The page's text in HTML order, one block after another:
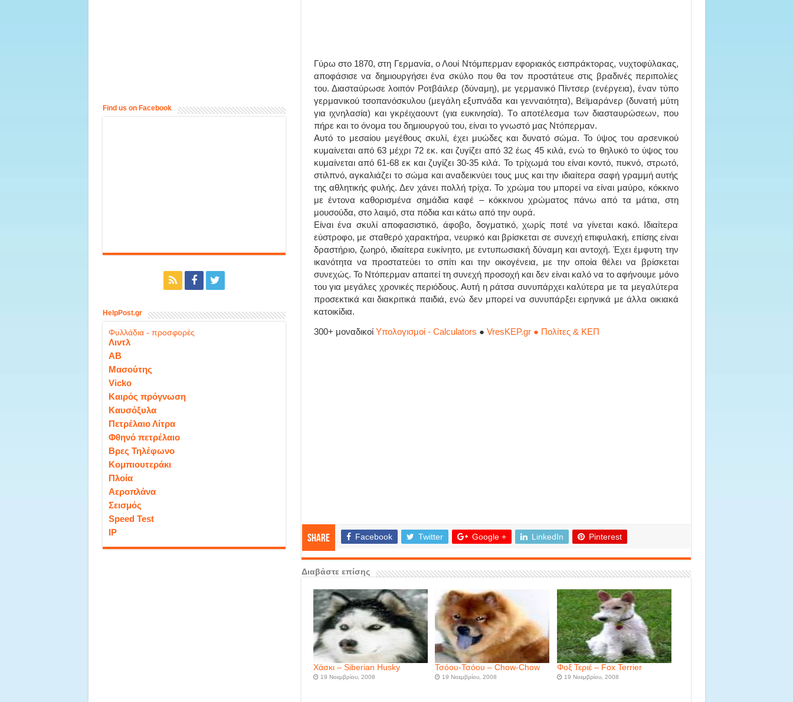
Γύρω στο 1870, στη Γερμανία, ο Λουί Ντόμπερμαν εφοριακός εισπράκτορας, νυχτοφύλακας,
αποφάσισε να δημιουργήσει ένα σκύλο που θα τον προστάτευε στις βραδινές περιπολίες
του. Διασταύρωσε λοιπόν Ροτβάιλερ (δύναμη), με γερμανικό Πίντσερ (ενέργεια), έναν τύπο
γερμανικού τσοπανόσκυλου (μεγάλη εξυπνάδα και γενναιότητα), Βεϊμαράνερ (δυνατή μύτη
για ιχνηλασία) και γκρέιχαουντ (για ευκινησία). Tο αποτέλεσμα των διασταυρώσεων, που
πήρε και το όνομα του δημιουργού του, είναι το γνωστό μας Ντόπερμαν.
Αυτό το μεσαίου μεγέθους σκυλί, έχει μυώδες και δυνατό σώμα. Το ύψος του αρσενικού
κυμαίνεται από 63 μέχρι 72 εκ. και ζυγίζει από 32 έως 45 κιλά, ενώ το θηλυκό το ύψος του
κυμαίνεται από 61-68 εκ και ζυγίζει 30-35 κιλά. Το τρίχωμά του είναι κοντό, πυκνό, στρωτό,
στιλπνό, αγκαλιάζει το σώμα και αναδεικνύει τους μυς και την ιδιαίτερα σαφή γραμμή αυτής
της αθλητικής φυλής. Δεν χάνει πολλή τρίχα. Το χρώμα του μπορεί να είναι μαύρο, κόκκινο
με έντονα καθορισμένα σημάδια καφέ – κόκκινου χρώματος πάνω από τα μάτια, στη
μουσούδα, στο λαιμό, στα πόδια και κάτω από την ουρά.
Είναι ένα σκυλί αποφασιστικό, άφοβο, δογματικό, χωρίς ποτέ να γίνεται κακό. Ιδιαίτερα
εύστροφο, με σταθερό χαρακτήρα, νευρικό και βρίσκεται σε συνεχή επιφυλακή, επίσης είναι
δραστήριο, ζωηρό, ιδιαίτερα ευκίνητο, με εντυπωσιακή δύναμη και αντοχή. Έχει έμφυτη την
ικανότητα να προστατεύει το σπίτι και την οικογένεια, με την οποία θέλει να βρίσκεται
συνεχώς. Το Ντόπερμαν απαιτεί τη συνεχή προσοχή και δεν είναι καλό να το αφήνουμε μόνο
του για μεγάλες χρονικές περιόδους. Αυτή η ράτσα συνυπάρχει καλύτερα με τα μεγαλύτερα
προσεκτικά και διακριτικά παιδιά, ενώ δεν μπορεί να συνυπάρξει ειρηνικά με άλλα οικιακά
κατοικίδια.
300+ μοναδικοί Υπολογισμοί - Calculators ● VresKEP.gr ● Πολίτες & ΚΕΠ
Share Facebook Twitter Google + LinkedIn Pinterest
Διαβάστε επίσης
Χάσκι – Siberian Husky
19 Νοεμβρίου, 2008
Τσόου-Τσόου – Chow-Chow
19 Νοεμβρίου, 2008
Φοξ Τεριέ – Fox Terrier
19 Νοεμβρίου, 2008
Find us on Facebook
HelpPost.gr
Φυλλάδια - προσφορές
Λιντλ
ΑΒ
Μασούτης
Vicko
Καιρός πρόγνωση
Καυσόξυλα
Πετρέλαιο Λίτρα
Φθηνό πετρέλαιο
Βρες Τηλέφωνο
Κομπιουτεράκι
Πλοία
Αεροπλάνα
Σεισμός
Speed Test
IP